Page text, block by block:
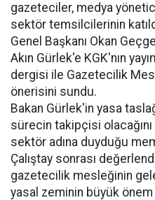
gazeteciler, medya
sektör temsilcilerinin
Genel Başkanı Okan
Akın Gürlek'e KGK'nın
dergisi ile Gazetecilik
önerisini sundu.
Bakan Gürlek'in yasa
sürecin takipçisi
sektör adına duyduğu
Çalıştay sonrası
gazetecilik mesleğinin
yasal zeminin büyük önem